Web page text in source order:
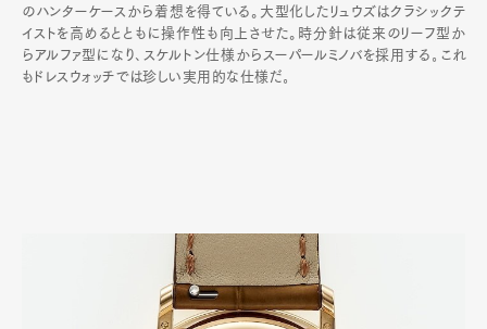
のハンターケースから着想を得ている。大型化したリュウズはクラシックテ
イストを高めるとともに操作性も向上させた。時分針は従来のリーフ型か
らアルファ型になり､スケルトン仕様からスーパールミノバを採用する｡これ
もドレスウォッチでは珍しい実用的な仕様だ｡